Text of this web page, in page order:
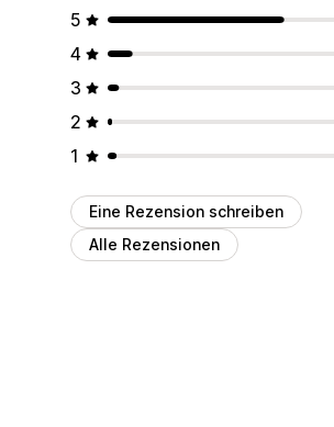
5
4
3
2
1
Eine Rezension schreiben
Alle Rezensionen